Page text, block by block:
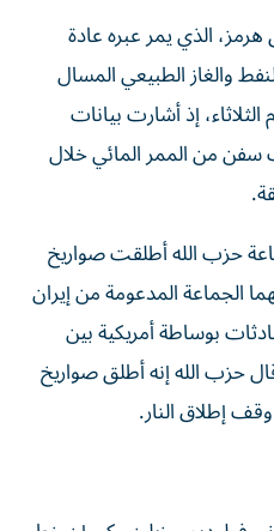
الذي يمر عبره عادة
النفط والغاز الطبيعي المسال
إذ أشارت بيانات
من ‌الممر المائي خلال
حزب الله أطلقت ‌صواريخ
الجماعة المدعومة من إيران
بوساطة أمريكية بين
حزب الله إنه أطلق صواريخ
إطلاق ‌النار.